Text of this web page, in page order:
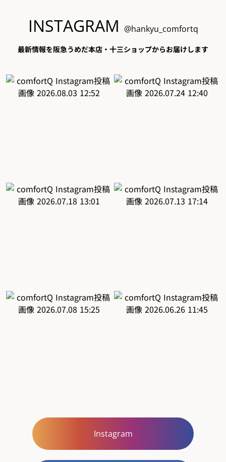
INSTAGRAM @hankyu_comfortq
最新情報を阪急うめだ本店・十三ショップからお届けします
Instagram